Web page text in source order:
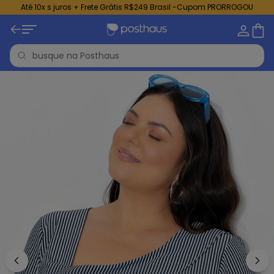
Até 10x s juros + Frete Grátis R$249 Brasil -Cupom PRORROGOU